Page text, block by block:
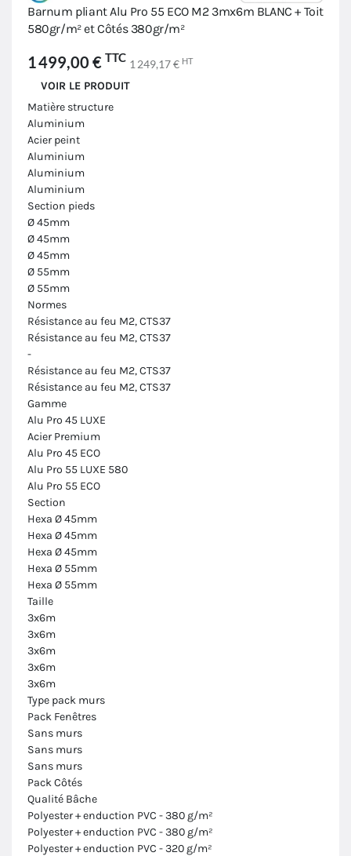
Barnum pliant Alu Pro 55 ECO M2 3mx6m BLANC + Toit
580gr/m² et Côtés 380gr/m²
1 499,00 € TTC 1 249,17 € HT
VOIR LE PRODUIT
Matière structure
Aluminium
Acier peint
Aluminium
Aluminium
Aluminium
Section pieds
Ø 45mm
Ø 45mm
Ø 45mm
Ø 55mm
Ø 55mm
Normes
Résistance au feu M2, CTS37
Résistance au feu M2, CTS37
-
Résistance au feu M2, CTS37
Résistance au feu M2, CTS37
Gamme
Alu Pro 45 LUXE
Acier Premium
Alu Pro 45 ECO
Alu Pro 55 LUXE 580
Alu Pro 55 ECO
Section
Hexa Ø 45mm
Hexa Ø 45mm
Hexa Ø 45mm
Hexa Ø 55mm
Hexa Ø 55mm
Taille
3x6m
3x6m
3x6m
3x6m
3x6m
Type pack murs
Pack Fenêtres
Sans murs
Sans murs
Sans murs
Pack Côtés
Qualité Bâche
Polyester + enduction PVC - 380 g/m²
Polyester + enduction PVC - 380 g/m²
Polyester + enduction PVC - 320 g/m²